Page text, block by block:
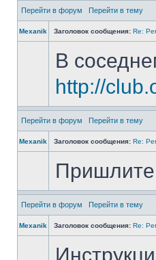
Перейти в форум Перейти в тему
Mexanik Заголовок сообщения: Re:
В
http://
Перейти в форум Перейти в тему
Mexanik Заголовок сообщения: Re:
Пришлите
Перейти в форум Перейти в тему
Mexanik Заголовок сообщения: Re: